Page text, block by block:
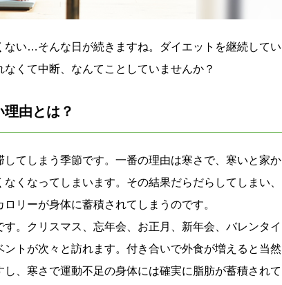
ない…そんな日が続きますね。ダイエットを継続してい
くて中断、なんてことしていませんか？
由とは？
てしまう季節です。一番の理由は寒さで、寒いと家か
くなってしまいます。その結果だらだらしてしまい、
リーが身体に蓄積されてしまうのです。
。クリスマス、忘年会、お正月、新年会、バレンタイ
トが次々と訪れます。付き合いで外食が増えると当然
、寒さで運動不足の身体には確実に脂肪が蓄積されて